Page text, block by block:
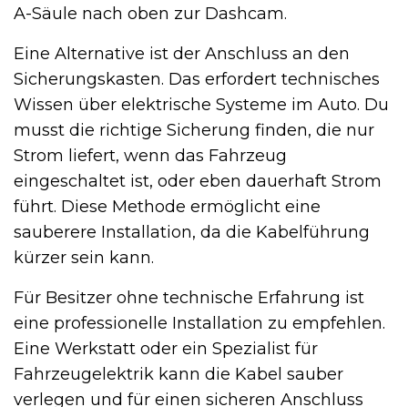
A-Säule nach oben zur Dashcam.
Eine Alternative ist der Anschluss an den
Sicherungskasten. Das erfordert technisches
Wissen über elektrische Systeme im Auto. Du
musst die richtige Sicherung finden, die nur
Strom liefert, wenn das Fahrzeug
eingeschaltet ist, oder eben dauerhaft Strom
führt. Diese Methode ermöglicht eine
sauberere Installation, da die Kabelführung
kürzer sein kann.
Für Besitzer ohne technische Erfahrung ist
eine professionelle Installation zu empfehlen.
Eine Werkstatt oder ein Spezialist für
Fahrzeugelektrik kann die Kabel sauber
verlegen und für einen sicheren Anschluss